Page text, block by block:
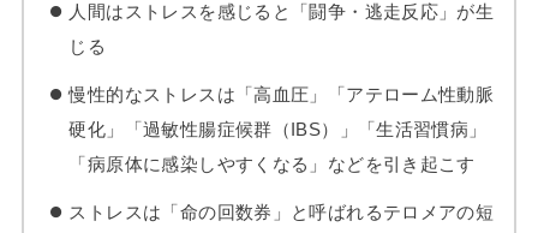
人間はストレスを感じると「闘争・逃走反応」が生
じる
慢性的なストレスは「高血圧」「アテローム性動脈
硬化」「過敏性腸症候群（IBS）」「生活習慣病」
「病原体に感染しやすくなる」などを引き起こす
ストレスは「命の回数券」と呼ばれるテロメアの短